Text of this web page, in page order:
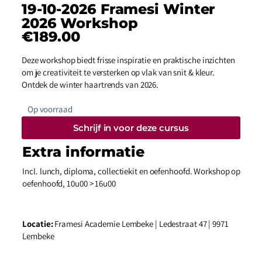
19-10-2026 Framesi Winter
2026 Workshop
€189.00
Deze workshop biedt frisse inspiratie en praktische inzichten
om je creativiteit te versterken op vlak van snit & kleur.
Ontdek de winter haartrends van 2026.
Op voorraad
Schrijf in voor deze cursus
Extra informatie
Incl. lunch, diploma, collectiekit en oefenhoofd. Workshop op
oefenhoofd, 10u00 > 16u00
Locatie:Framesi Academie Lembeke | Ledestraat 47 | 9971
Lembeke